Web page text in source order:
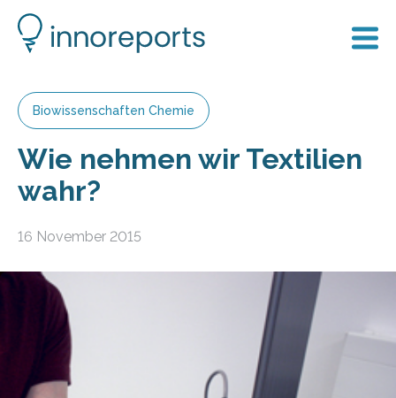
Biowissenschaften Chemie
Wie nehmen wir Textilien
wahr?
16 November 2015